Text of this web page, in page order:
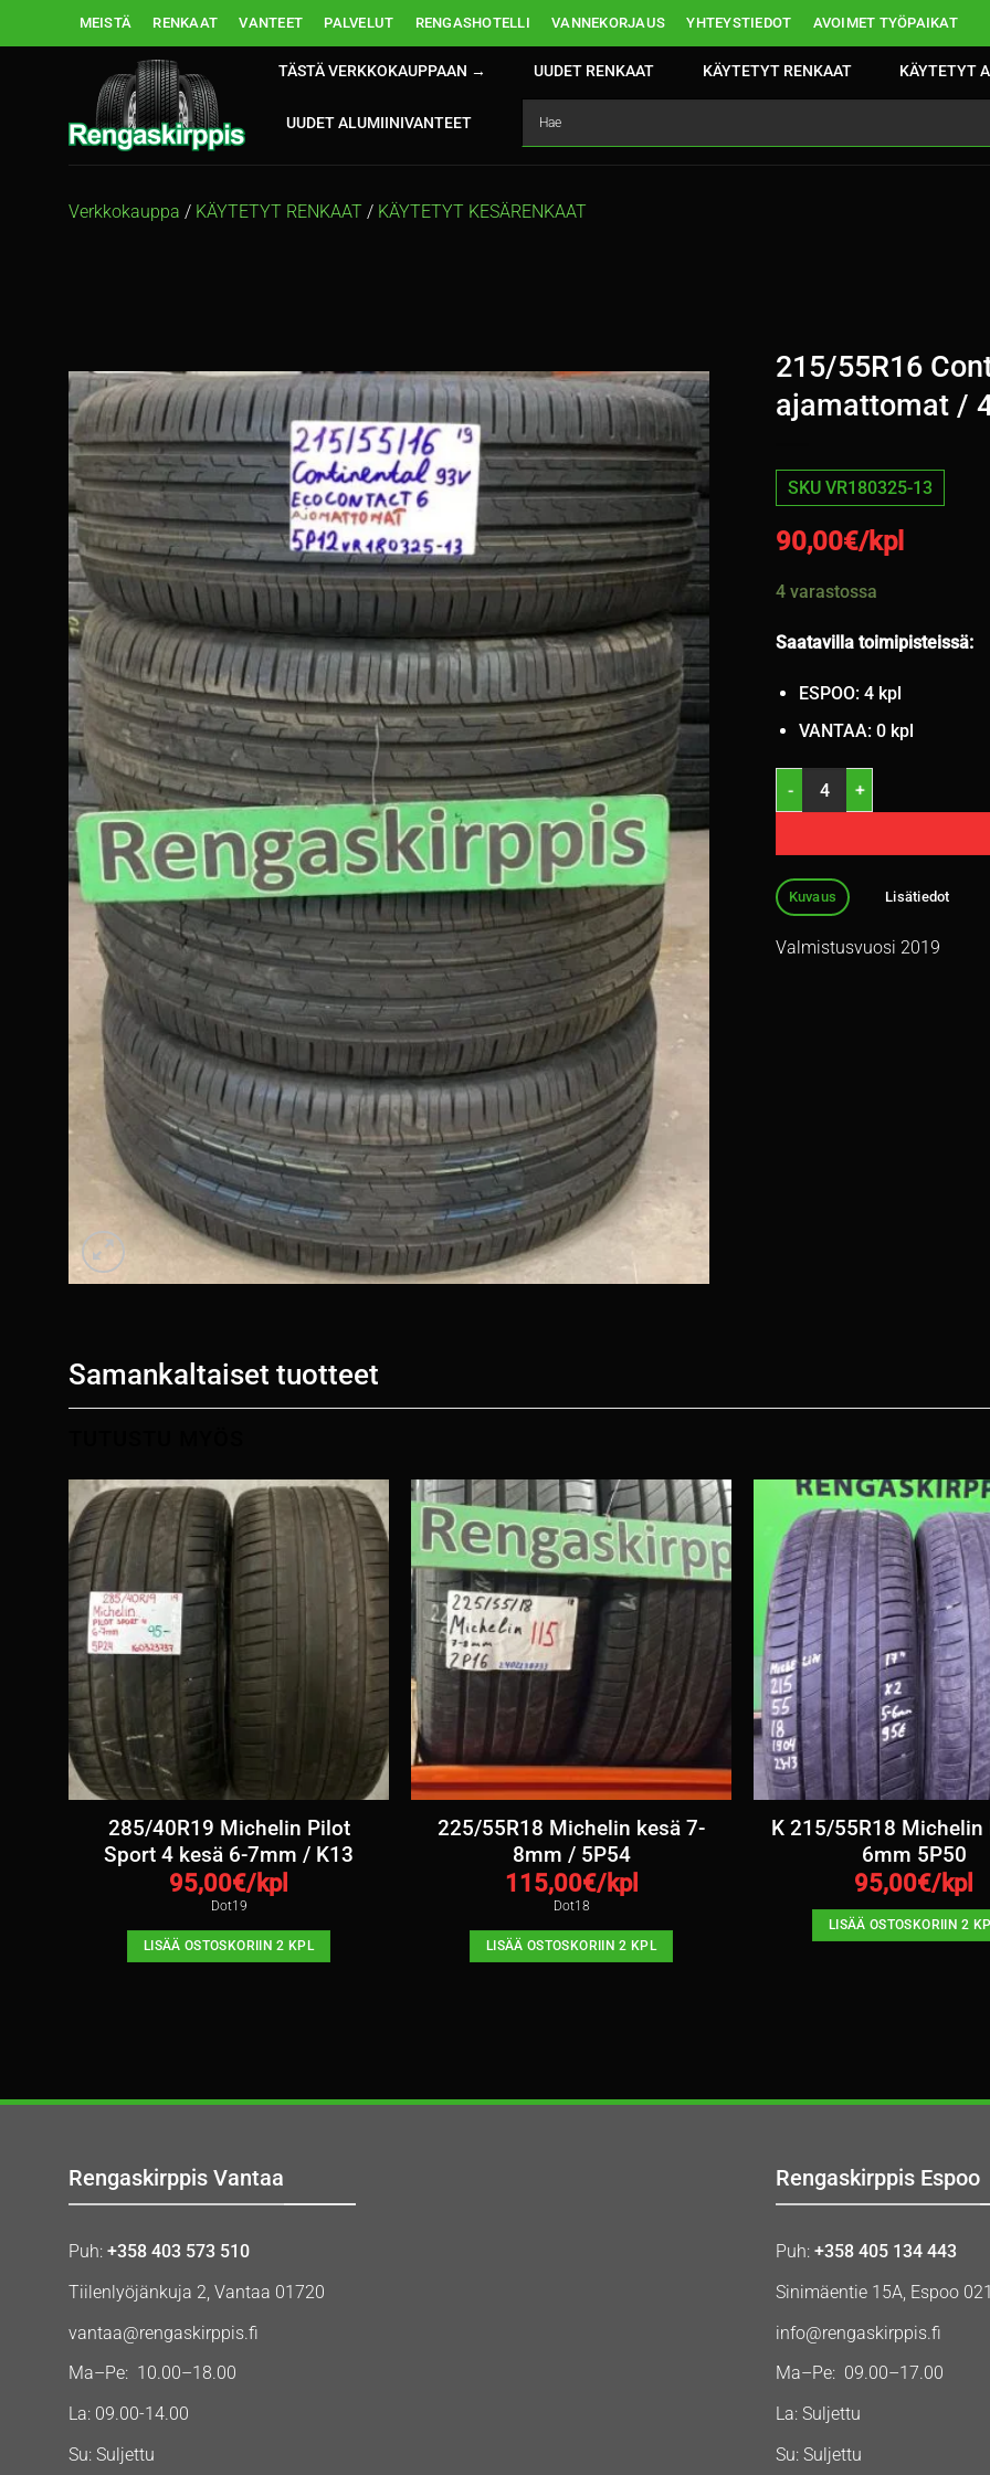
MEISTÄ RENKAAT VANTEET PALVELUT RENGASHOTELLI VANNEKORJAUS YHTEYSTIEDOT AVOIMET TYÖPAIKAT
TÄSTÄ VERKKOKAUPPAAN → UUDET RENKAAT KÄYTETYT RENKAAT KÄYTETYT
UUDET ALUMIINIVANTEET
Verkkokauppa / KÄYTETYT RENKAAT / KÄYTETYT KESÄRENKAAT
215/55R16
ajamattomat /
SKU VR180325-13
90,00€/kpl
4 varastossa
Saatavilla toimipisteissä:
ESPOO: 4 kpl
VANTAA: 0 kpl
215/55R16 Continental
Kuvaus Lisätiedot
Valmistusvuosi 2019
Samankaltaiset tuotteet
285/40R19 Michelin Pilot
Sport 4 kesä 6-7mm / K13
95,00€/kpl
Dot19
LISÄÄ OSTOSKORIIN 2 KPL
225/55R18 Michelin kesä 7-
8mm / 5P54
115,00€/kpl
Dot18
LISÄÄ OSTOSKORIIN 2 KPL
K 215/55R18 Michelin
6mm 5P50
95,00€/kpl
LISÄÄ OSTOSKORIIN 2
Rengaskirppis Vantaa
Puh: +358 403 573 510
Tiilenlyöjänkuja 2, Vantaa 01720
vantaa@rengaskirppis.fi
Ma–Pe: 10.00–18.00
La: 09.00-14.00
Su: Suljettu
Rengaskirppis Espoo
Puh: +358 405 134 443
Sinimäentie 15A, Espoo
info@rengaskirppis.fi
Ma–Pe: 09.00–17.00
La: Suljettu
Su: Suljettu